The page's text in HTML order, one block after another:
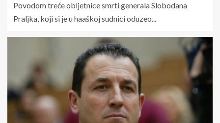
Povodom treće obljetnice smrti generala Slobodana
Praljka, koji si je u haaškoj sudnici oduzeo...